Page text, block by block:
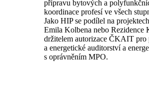
přípravu bytových a
koordinace profesí ve všech
Jako HIP se podílel na
Emila Kolbena nebo Rezidence
držitelem autorizace ČKAIT pro
a energetické auditorství a
s oprávněním MPO.